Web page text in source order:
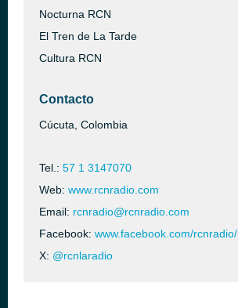
Nocturna RCN
El Tren de La Tarde
Cultura RCN
Contacto
Cúcuta, Colombia
Tel.: 57 1 3147070
Web: www.rcnradio.com
Email: rcnradio@rcnradio.com
Facebook: www.facebook.com/rcnradio/
X: @rcnlaradio